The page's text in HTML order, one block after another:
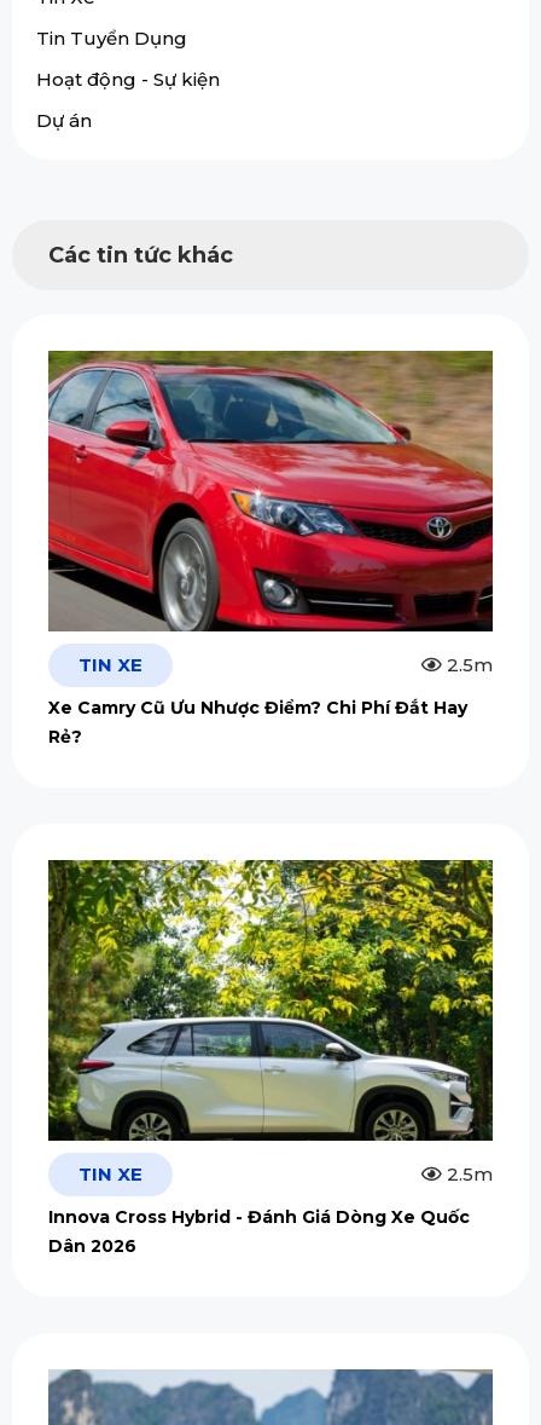
Tin Tuyển Dụng
Hoạt động - Sự kiện
Dự án
Các tin tức khác
TIN XE 2.5m
Xe Camry Cũ Ưu Nhược Điểm? Chi Phí Đắt Hay
Rẻ?
TIN XE 2.5m
Innova Cross Hybrid - Đánh Giá Dòng Xe Quốc
Dân 2026